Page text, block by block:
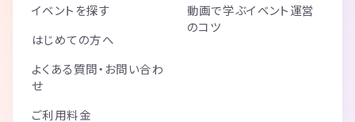
イベントを探す
はじめての方へ
よくある質問・お問い合わ
せ
ご利用料金
動画で学ぶイベント運営
のコツ